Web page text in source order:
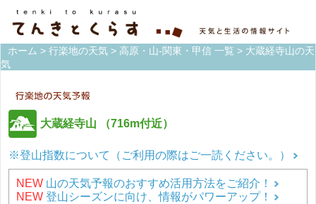
ホーム > 行楽地の天気 > 高原・山-関東・甲信 一覧 > 大蔵経寺山の天
気
大蔵経寺山 （716m付近）
※登山指数について（ご利用の際はご一読ください。）
NEW 山の天気予報のおすすめ活用方法をご紹介！
NEW 登山シーズンに向け、情報がパワーアップ！